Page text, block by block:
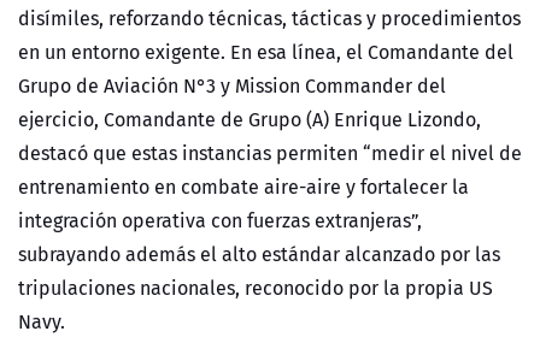
disímiles, reforzando técnicas, tácticas y procedimientos
en un entorno exigente. En esa línea, el Comandante del
Grupo de Aviación N°3 y Mission Commander del
ejercicio, Comandante de Grupo (A) Enrique Lizondo,
destacó que estas instancias permiten “medir el nivel de
entrenamiento en combate aire-aire y fortalecer la
integración operativa con fuerzas extranjeras”,
subrayando además el alto estándar alcanzado por las
tripulaciones nacionales, reconocido por la propia US
Navy.